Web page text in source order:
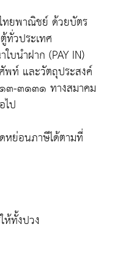
ทยพาณิชย์ ด้วยบัตร
ทั่วประเทศ
บนำฝาก (PAY IN)
พท์ และวัตถุประสงค์
๓-๓๑๓๑ ทางสมาคม
ไป
หย่อนภาษีได้ตามที่
ห้ทั้งปวง